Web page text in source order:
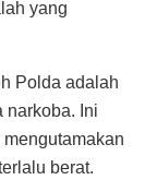
yang
Polda adalah
narkoba. Ini
berat.